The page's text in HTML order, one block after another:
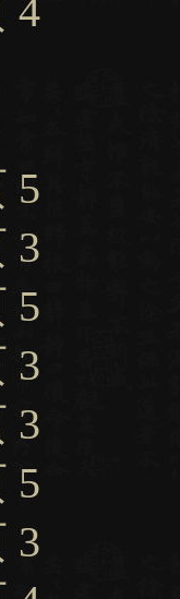
4
5
3
5
3
3
5
3